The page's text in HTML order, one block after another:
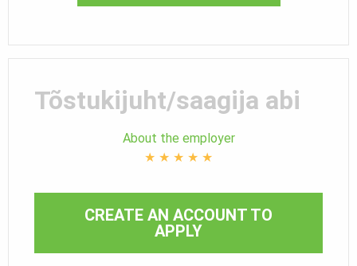
Tõstukijuht/saagija abi
About the employer
★ ★ ★ ★ ★
CREATE AN ACCOUNT TO
APPLY